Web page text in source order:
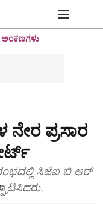
ಅಂಕಣಗಳು
ಪ್ರಸಾರ
ಸಿಜೆಐ ಬಿ ಆರ್